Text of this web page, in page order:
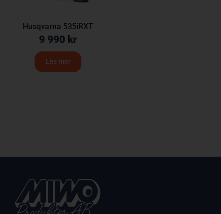
Husqvarna 535iRXT
9 990 kr
Läs mer